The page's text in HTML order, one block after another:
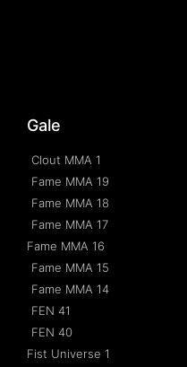
Gale
Clout MMA 1
Fame MMA 19
Fame MMA 18
Fame MMA 17
Fame MMA 16
Fame MMA 15
Fame MMA 14
FEN 41
FEN 40
Fist Universe 1